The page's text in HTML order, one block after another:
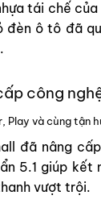
tái chế
đèn ô tô đã
công
Play và cùng tận
đã nâng
5.1 giúp kết
vượt trội.